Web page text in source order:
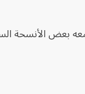
بعض الأنسحة